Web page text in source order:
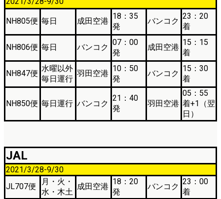
NH805便 毎日 成田空港
18：35
発
バンコク
23：20
着
NH806便 毎日 バンコク
07：00
発
成田空港
15：15
着
NH847便
水曜以外
毎日運行
羽田空港
10：50
発
バンコク
15：30
着
NH850便 毎日運行 バンコク
21：40
発
羽田空港
05：55
着+1（翌
日）
JAL
2021/3/28-9/30
JL707便
月・火・
水・木土
成田空港
18：20
発
バンコク
23：00
着